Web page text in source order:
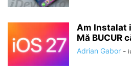
Am Instalat
Mă BUCUR
Adrian Gabor -